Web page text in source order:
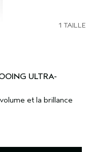
1 TAILLE
ULTRA-
et la brillance